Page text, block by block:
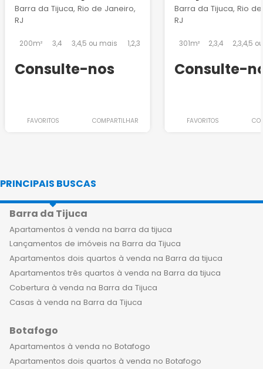
na Barra da Tijuca
Barra da Tijuca, Rio de Janeiro,
RJ
200m² 3,4 3,4,5 ou mais 1,2,3
Consulte-nos
FAVORITOS COMPARTILHAR
Barra da Tijuca, Rio
RJ
301m² 2,3,4 2,3,4,5
Consulte-
FAVORITOS
PRINCIPAIS BUSCAS
Barra da Tijuca
Apartamentos à venda na barra da tijuca
Lançamentos de imóveis na Barra da Tijuca
Apartamentos dois quartos à venda na Barra da tijuca
Apartamentos três quartos à venda na Barra da tijuca
Cobertura à venda na Barra da Tijuca
Casas à venda na Barra da Tijuca
Botafogo
Apartamentos à venda no Botafogo
Apartamentos dois quartos à venda no Botafogo